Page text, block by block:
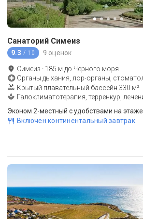
Санаторий Симеиз
9.3 / 10 9 оценок
Симеиз · 185 м до Черного моря
Органы дыхания, лор-органы,
Крытый плавательный бассейн 330 м²
Галоклиматотерапия, терренкур,
Включен континентальный завтрак